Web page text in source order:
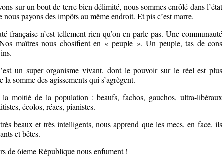
sur un bout de terre bien délimité, nous sommes enrôlé dans l’état
payons des impôts au même endroit. Et pis c’est marre.
française n’est tellement rien qu’on en parle pas. Une communauté
maîtres nous chosifient en « peuple ». Un peuple, tas de cons
un super organisme vivant, dont le pouvoir sur le réel est plus
somme des agissements qui s’agrègent.
la moitié de la population : beaufs, fachos, gauchos, ultra-libéraux
écolos, réacs, pianistes.
beaux et très intelligents, nous apprend que les mecs, en face, ils
et bêtes.
de 6ieme République nous enfument !